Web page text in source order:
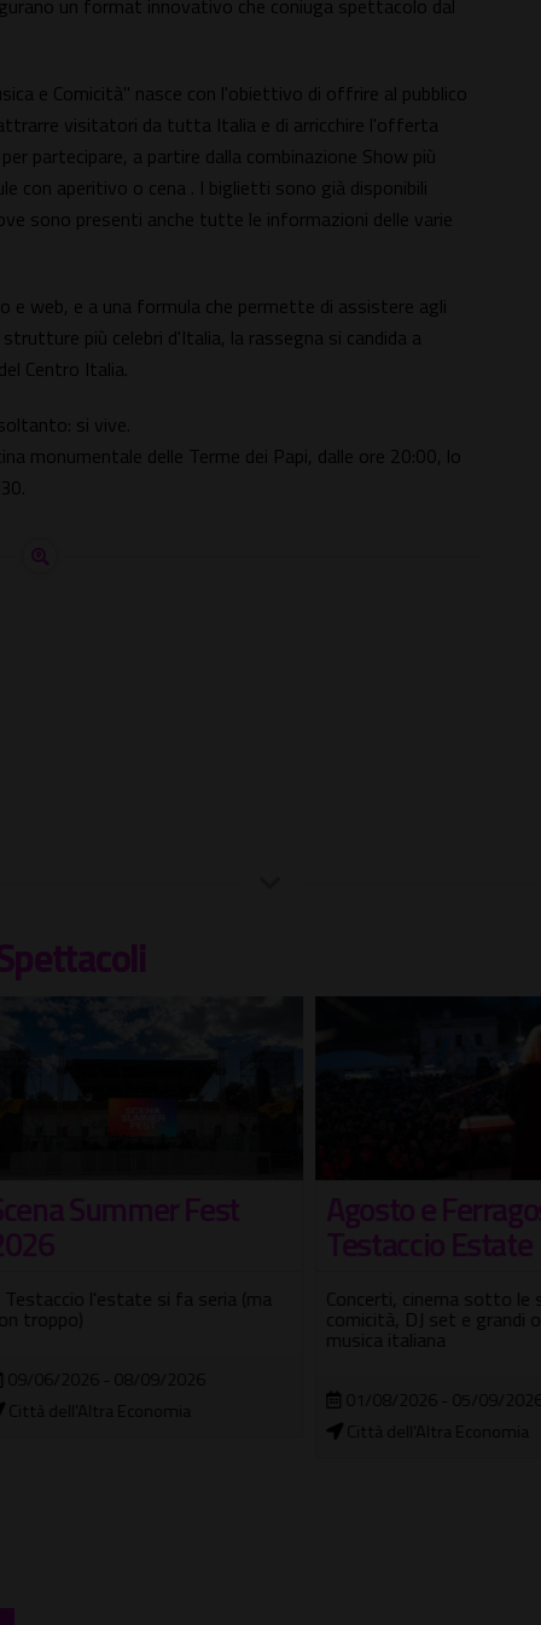
un format innovativo che coniuga spettacolo dal
e Comicità" nasce con l'obiettivo di offrire al pubblico
visitatori da tutta Italia e di arricchire l'offerta
partecipare, a partire dalla combinazione Show più
con aperitivo o cena . I biglietti sono già disponibili
sono presenti anche tutte le informazioni delle varie
web, e a una formula che permette di assistere agli
più celebri d'Italia, la rassegna si candida a
Centro Italia.
si vive.
monumentale delle Terme dei Papi, dalle ore 20:00, lo
Summer Fest
l'estate si fa seria (ma
2026 - 08/09/2026
dell'Altra Economia
Agosto e
Testaccio Estate
Concerti, cinema sotto le
comicità, DJ set e grandi
musica italiana
01/08/2026 - 05/09/2026
Città dell'Altra Economia